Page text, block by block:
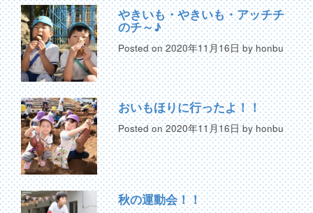
やきいも・やきいも・アッチチ
のチ～♪
Posted on2020年11月16日byhonbu
おいもほりに行ったよ！！
Posted on2020年11月16日byhonbu
秋の運動会！！